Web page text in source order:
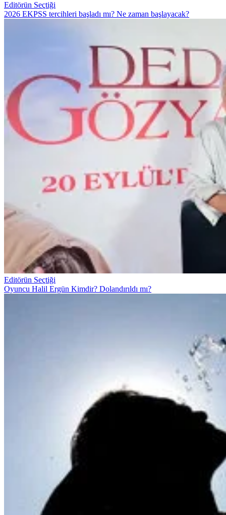
Editörün Seçtiği
2026 EKPSS tercihleri başladı mı? Ne zaman başlayacak?
Editörün Seçtiği
Oyuncu Halil Ergün Kimdir? Dolandırıldı mı?